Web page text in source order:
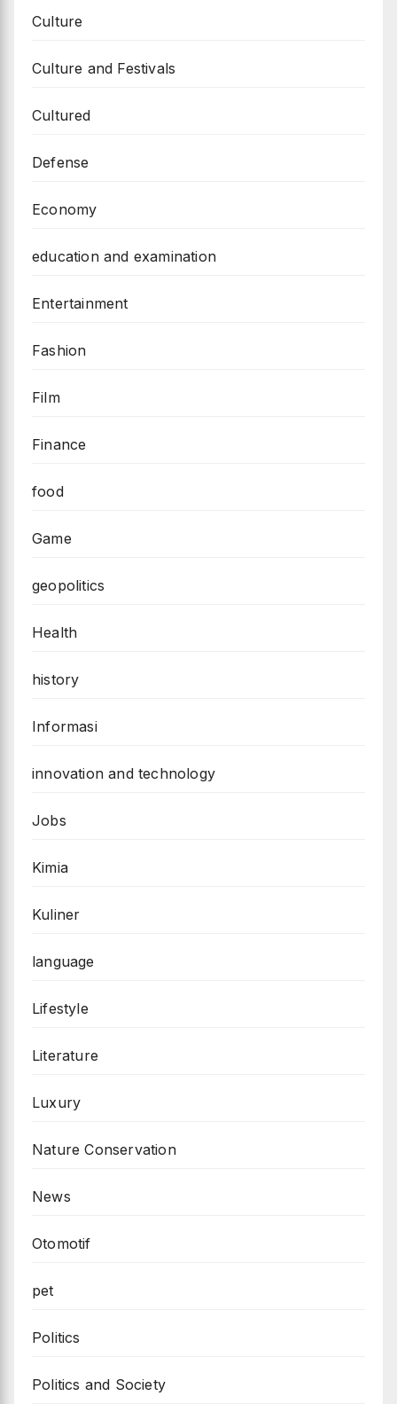
Culture
Culture and Festivals
Cultured
Defense
Economy
education and examination
Entertainment
Fashion
Film
Finance
food
Game
geopolitics
Health
history
Informasi
innovation and technology
Jobs
Kimia
Kuliner
language
Lifestyle
Literature
Luxury
Nature Conservation
News
Otomotif
pet
Politics
Politics and Society